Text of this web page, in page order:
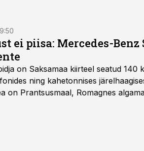
ei piisa: Mercedes-Benz
on Saksamaa kiirteel seatud
ning kahetonnises
on Prantsusmaal, Romagnes